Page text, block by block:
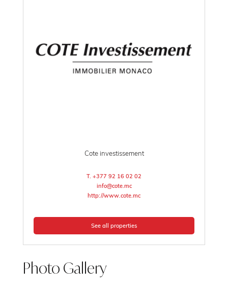
Cote investissement
T. +377 92 16 02 02
info@cote.mc
http://www.cote.mc
See all properties
Photo Gallery